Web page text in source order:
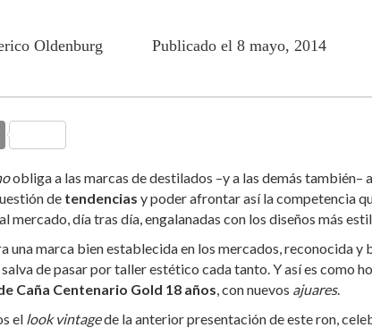
Oldenburg Publicado el 8 mayo, 2014
C
m
p
ar
ti
r
obliga a las marcas de destilados –y a las demás también–
de tendencias y poder afrontar así la competencia
mercado, día tras día, engalanadas con los diseños más
una marca bien establecida en los mercados, reconocida y
de pasar por taller estético cada tanto. Y así es como
Caña Centenario Gold 18 años , con nuevos ajuares.
el look vintagede la anterior presentación de este ron,